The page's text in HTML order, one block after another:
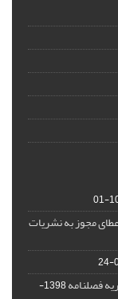
مجوز به نشریات
فصلنامه
1398-